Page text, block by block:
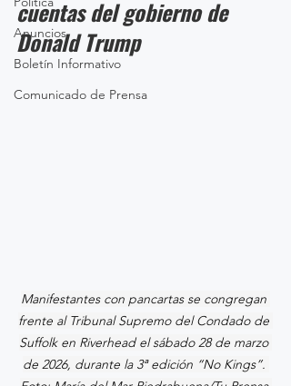
Anuncios
Boletín Informativo
Comunicado de Prensa
cuentas del gobierno de
Donald Trump
Manifestantes con pancartas se congregan
frente al Tribunal Supremo del Condado de
Suffolk en Riverhead el sábado 28 de marzo
de 2026, durante la 3ª edición “No Kings”.